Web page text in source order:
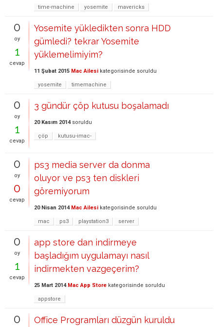
time-machine yosemite mavericks
0
oy
1
cevap
Yosemite yükledikten sonra HDD
gümledi? tekrar Yosemite
yüklemelimiyim?
11 Şubat 2015 Mac Ailesi kategorisinde soruldu
yosemite timemachine
0
oy
1
cevap
3 gündür çöp kutusu boşalamadı
20 Kasım 2014 soruldu
çöp kutusu-imac-
0
oy
0
cevap
ps3 media server da donma
oluyor ve ps3 ten diskleri
göremiyorum
20 Nisan 2014 Mac Ailesi kategorisinde soruldu
mac ps3 playstation3 server
0
oy
1
cevap
app store dan indirmeye
başladığım uygulamayı nasıl
indirmekten vazgeçerim?
25 Mart 2014 Mac App Store kategorisinde soruldu
appstore
0
Office Programları düzgün kuruldu